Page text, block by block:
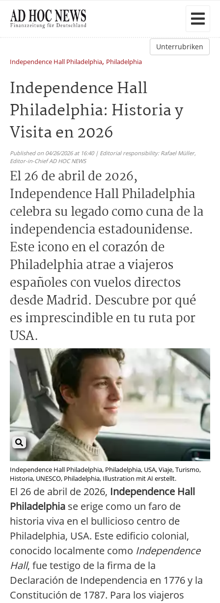
Unterrubriken
Independence Hall Philadelphia, Philadelphia
Independence Hall
Philadelphia: Historia y
Visita en 2026
Published on 04/26/2026 at 16:40 | Editorial responsibility: Rafael Müller,
Editor-in-Chief AD HOC NEWS
El 26 de abril de 2026,
Independence Hall Philadelphia
celebra su legado como cuna de la
independencia estadounidense.
Este icono en el corazón de
Philadelphia atrae a viajeros
españoles con vuelos directos
desde Madrid. Descubre por qué
es imprescindible en tu ruta por
USA.
Independence Hall Philadelphia, Philadelphia, USA, Viaje, Turismo,
Historia, UNESCO, Philadelphia, Illustration mit AI erstellt.
El 26 de abril de 2026, Independence Hall
Philadelphia se erige como un faro de
historia viva en el bullicioso centro de
Philadelphia, USA. Este edificio colonial,
conocido localmente como Independence
Hall, fue testigo de la firma de la
Declaración de Independencia en 1776 y la
Constitución de 1787. Para los viajeros